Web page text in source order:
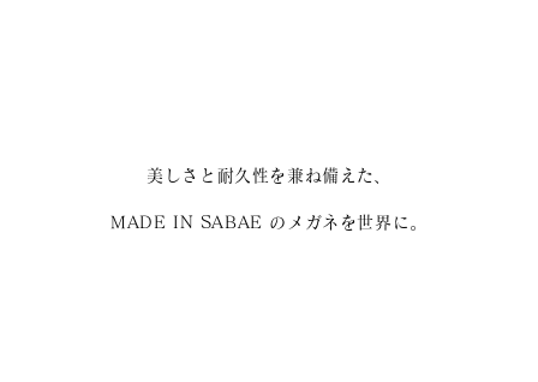
美しさと耐久性を兼ね備えた、
MADE IN SABAE のメガネを世界に。